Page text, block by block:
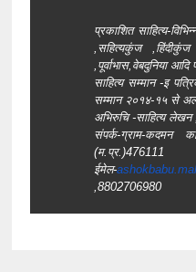
प्रकाशित साहित्य-
,सहित्यकुंज ,हिंदीकुंज
,पूर्वाभास,वेबदुनिया
साहित्य सम्मान -इ
सम्मान २०१४-१५ से
अभिरुचि -साहित्य लेखन
संपर्क-ग्राम-कदमन
(म.प्र.)476111
ईमेल-
,8802706980